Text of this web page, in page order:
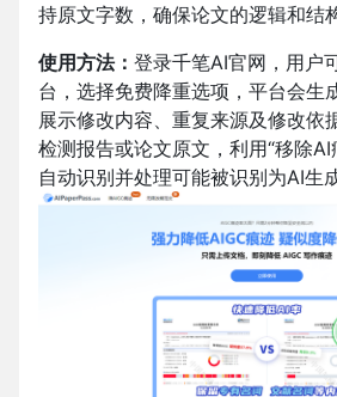
持原文字数，确保论文的逻辑和结
使用方法： 登录千笔AI官网， 用户
台，选择免费降重选项，平台会生
展示修改内容、重复来源及修改依
检测报告或论文原文，利用“移除
自动识别并处理可能被识别为AI生